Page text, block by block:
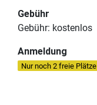
Gebühr
Gebühr: kostenlos
Anmeldung
Nur noch 2 freie Plätze